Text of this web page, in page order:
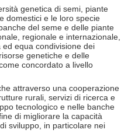
genetica di semi, piante
domestici e le loro specie
del seme e delle piante
regionale e internazionale,
equa condivisione dei
genetiche e delle
concordato a livello
attraverso una cooperazione
rurali, servizi di ricerca e
tecnologico e nelle banche
di migliorare la capacità
sviluppo, in particolare nei